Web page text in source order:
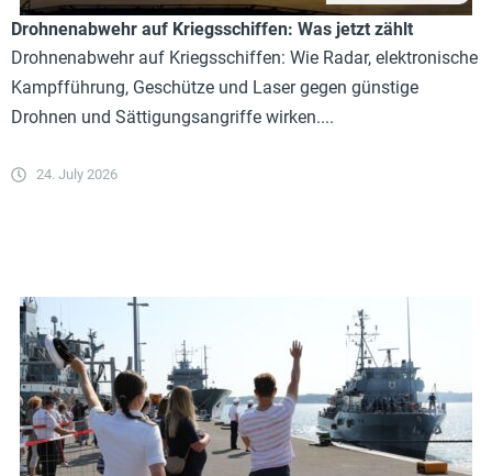
Drohnenabwehr auf Kriegsschiffen: Was jetzt zählt
Drohnenabwehr auf Kriegsschiffen: Wie Radar, elektronische
Kampfführung, Geschütze und Laser gegen günstige
Drohnen und Sättigungsangriffe wirken....
24. July 2026